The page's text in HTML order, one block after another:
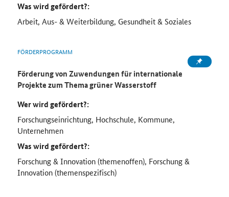
Was wird gefördert?:
Arbeit, Aus- & Weiterbildung, Gesundheit & Soziales
FÖRDERPROGRAMM
Förderung von Zuwendungen für internationale
Projekte zum Thema grüner Wasserstoff
Wer wird gefördert?:
Forschungseinrichtung, Hochschule, Kommune,
Unternehmen
Was wird gefördert?:
Forschung & Innovation (themenoffen), Forschung &
Innovation (themenspezifisch)